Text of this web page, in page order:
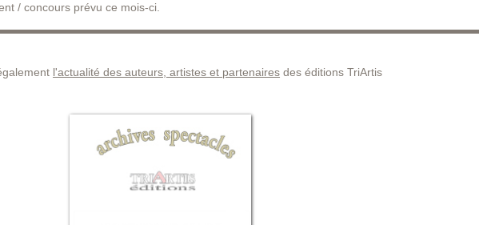
/ concours prévu ce mois-ci.
l'actualité des auteurs, artistes et partenaires des éditions TriArtis